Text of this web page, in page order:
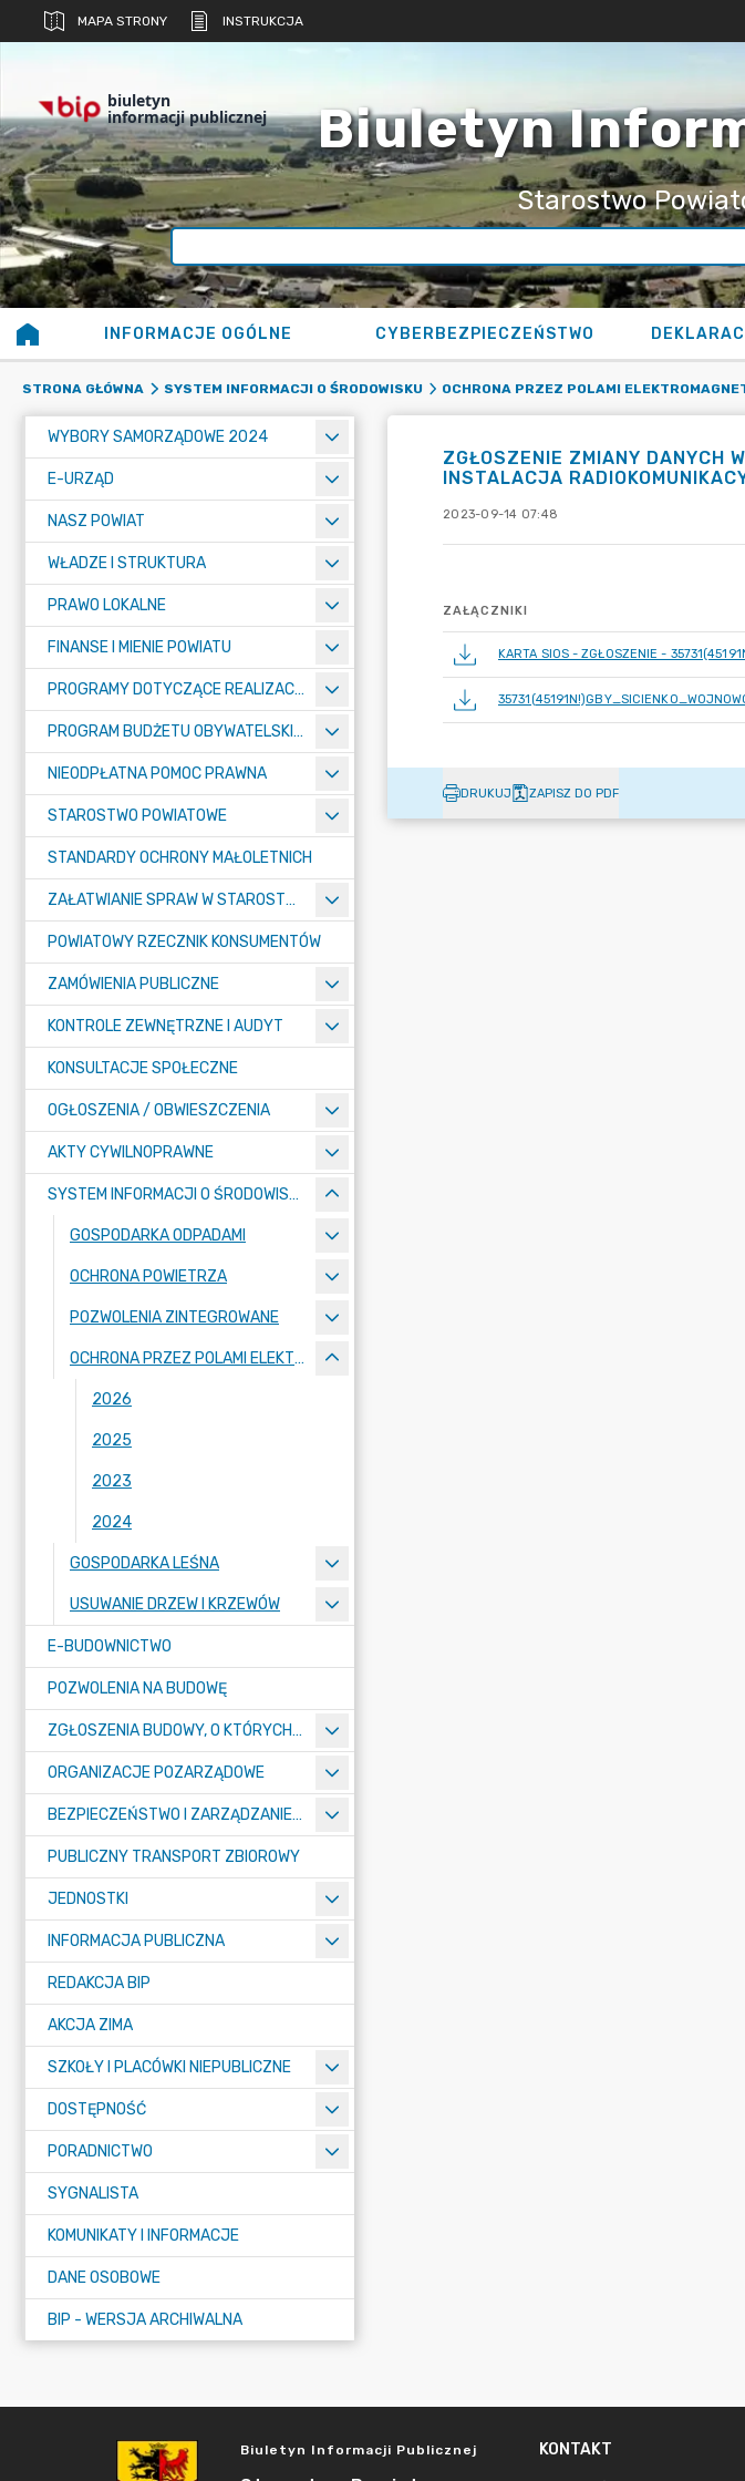
MAPA STRONY INSTRUKCJA
biuletyn
informacji publicznej Biuletyn
Starostwo
INFORMACJE OGÓLNE CYBERBEZPIECZEŃSTWO
STRONA GŁÓWNA SYSTEM INFORMACJI O ŚRODOWISKU OCHRONA PRZEZ POLAMI
WYBORY SAMORZĄDOWE 2024
E-URZĄD
NASZ POWIAT
WŁADZE I STRUKTURA
PRAWO LOKALNE
FINANSE I MIENIE POWIATU
PROGRAMY DOTYCZĄCE REALIZACJI ZADAŃ PUBLICZNYCH
PROGRAM BUDŻETU OBYWATELSKIEGO POWIATU BYDGOSKIEGO
NIEODPŁATNA POMOC PRAWNA
STAROSTWO POWIATOWE
STANDARDY OCHRONY MAŁOLETNICH
ZAŁATWIANIE SPRAW W STAROSTWIE
POWIATOWY RZECZNIK KONSUMENTÓW
ZAMÓWIENIA PUBLICZNE
KONTROLE ZEWNĘTRZNE I AUDYT
KONSULTACJE SPOŁECZNE
OGŁOSZENIA / OBWIESZCZENIA
AKTY CYWILNOPRAWNE
SYSTEM INFORMACJI O ŚRODOWISKU
GOSPODARKA ODPADAMI
OCHRONA POWIETRZA
POZWOLENIA ZINTEGROWANE
OCHRONA PRZEZ POLAMI ELEKTROMAGNETYCZNYMI
2026
2025
2023
2024
GOSPODARKA LEŚNA
USUWANIE DRZEW I KRZEWÓW
E-BUDOWNICTWO
POZWOLENIA NA BUDOWĘ
ZGŁOSZENIA BUDOWY, O KTÓRYCH MOWA W ART. 29 UST. 1 PKT 1A, 2B I 19A USTAWY PRAWO BUDOWLANE
ORGANIZACJE POZARZĄDOWE
BEZPIECZEŃSTWO I ZARZĄDZANIE KRYZYSOWE
PUBLICZNY TRANSPORT ZBIOROWY
JEDNOSTKI
INFORMACJA PUBLICZNA
REDAKCJA BIP
AKCJA ZIMA
SZKOŁY I PLACÓWKI NIEPUBLICZNE
DOSTĘPNOŚĆ
PORADNICTWO
SYGNALISTA
KOMUNIKATY I INFORMACJE
DANE OSOBOWE
BIP - WERSJA ARCHIWALNA
ZGŁOSZENIE ZMIANY DANYCH
INSTALACJA
2023-09-14 07:48
ZAŁĄCZNIKI
KARTA SIOS - ZGŁOSZENIE -
DRUKUJ ZAPISZ DO PDF
Biuletyn Informacji Publicznej KONTAKT